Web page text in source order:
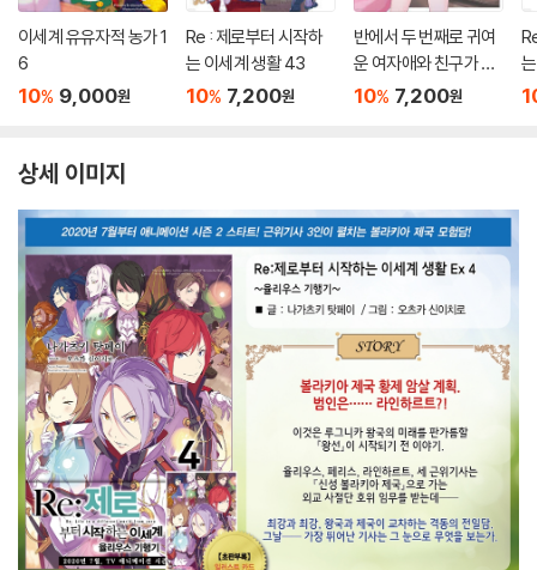
이세계 유유자적 농가 1
6
10% 9,000원
Re : 제로부터 시작하
는 이세계 생활 43
10% 7,200원
반에서 두 번째로 귀여
운 여자애와 친구가 되
었다 7.5
10% 7,200원
상세 이미지